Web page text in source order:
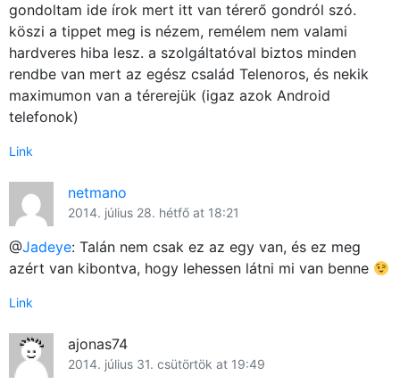
gondoltam ide írok mert itt van térerő gondról szó.
köszi a tippet meg is nézem, remélem nem valami
hardveres hiba lesz. a szolgáltatóval biztos minden
rendbe van mert az egész család Telenoros, és nekik
maximumon van a térerejük (igaz azok Android
telefonok)
Link
netmano
2014. július 28. hétfő at 18:21
@Jadeye: Talán nem csak ez az egy van, és ez meg
azért van kibontva, hogy lehessen látni mi van benne
Link
ajonas74
2014. július 31. csütörtök at 19:49